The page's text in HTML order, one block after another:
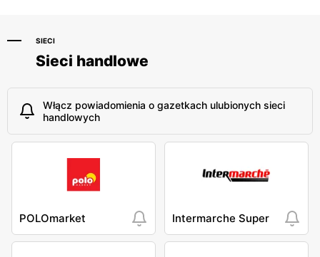
SIECI
Sieci handlowe
Włącz powiadomienia o gazetkach ulubionych sieci
handlowych
POLOmarket Intermarche Super